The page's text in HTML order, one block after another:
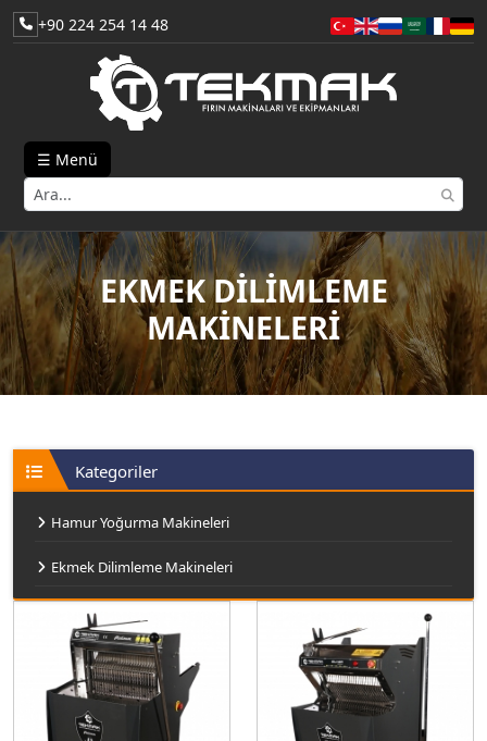
+90 224 254 14 48
☰ Menü
EKMEK DİLİMLEME
MAKİNELERİ
Kategoriler
Hamur Yoğurma Makineleri
Ekmek Dilimleme Makineleri